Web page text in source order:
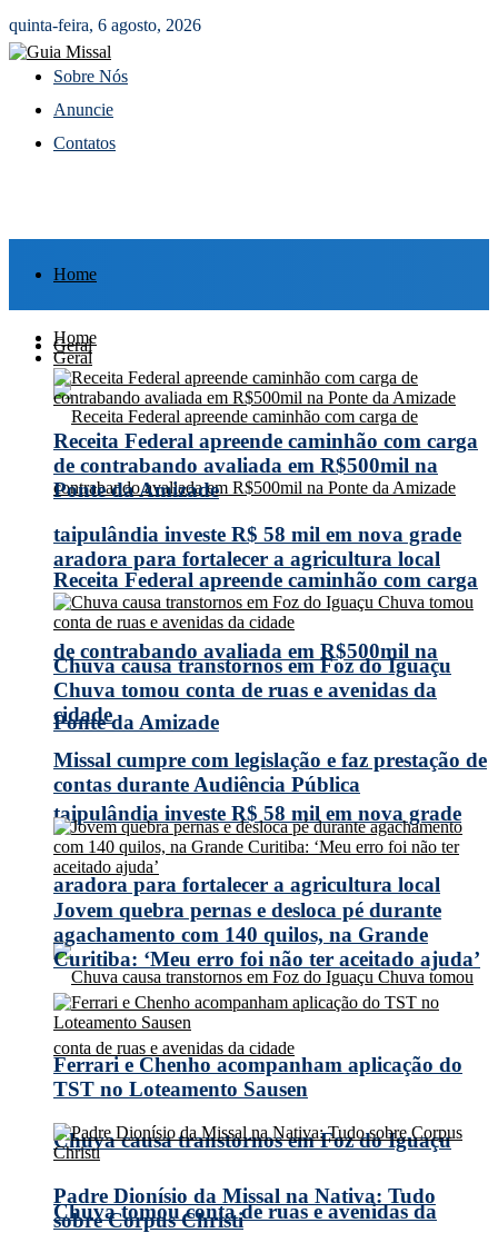
quinta-feira, 6 agosto, 2026
Sobre Nós
Anuncie
Contatos
Home
Geral
Receita Federal apreende caminhão com carga
de contrabando avaliada em R$500mil na
Ponte da Amizade
taipulândia investe R$ 58 mil em nova grade
aradora para fortalecer a agricultura local
Chuva causa transtornos em Foz do Iguaçu
Chuva tomou conta de ruas e avenidas da
Home
Geral
Receita Federal apreende caminhão com carga
de contrabando avaliada em R$500mil na
Ponte da Amizade
taipulândia investe R$ 58 mil em nova grade
aradora para fortalecer a agricultura local
Chuva causa transtornos em Foz do Iguaçu
Chuva tomou conta de ruas e avenidas da
cidade
Missal cumpre com legislação e faz prestação de
contas durante Audiência Pública
Jovem quebra pernas e desloca pé durante
agachamento com 140 quilos, na Grande
Curitiba: ‘Meu erro foi não ter aceitado ajuda’
Ferrari e Chenho acompanham aplicação do
TST no Loteamento Sausen
Padre Dionísio da Missal na Nativa: Tudo
sobre Corpus Christi